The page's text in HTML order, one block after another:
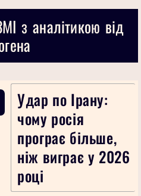
з аналітикою від
Удар по Ірану:
чому росія
програє більше,
ніж виграє у 2026
році